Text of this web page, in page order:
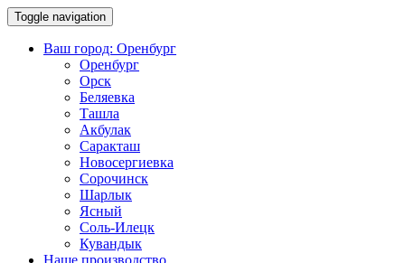
Toggle navigation
Ваш город: Оренбург
Оренбург
Орск
Беляевка
Ташла
Акбулак
Саракташ
Новосергиевка
Сорочинск
Шарлык
Ясный
Соль-Илецк
Кувандык
Наше производство